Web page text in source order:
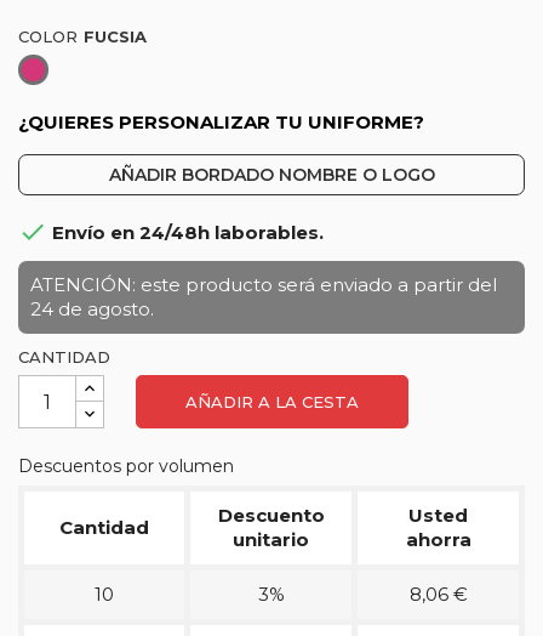
COLOR
Fucsia
¿QUIERES PERSONALIZAR TU UNIFORME?
AÑADIR BORDADO NOMBRE O LOGO
 Envío en 24/48h laborables.
ATENCIÓN: este producto será enviado a partir del
24 de agosto.
CANTIDAD
AÑADIR A LA CESTA
Descuentos por volumen
Cantidad
Descuento
unitario
Usted
ahorra
10 3% 8,06 €